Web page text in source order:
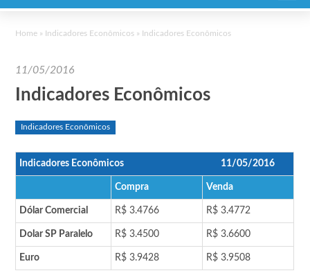
Home » Indicadores Econômicos » Indicadores Econômicos
11/05/2016
Indicadores Econômicos
Indicadores Econômicos
Indicadores Econômicos 11/05/2016
Compra Venda
Dólar Comercial R$ 3.4766 R$ 3.4772
Dolar SP Paralelo R$ 3.4500 R$ 3.6600
Euro R$ 3.9428 R$ 3.9508